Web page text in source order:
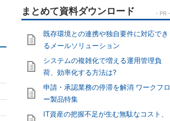
既存環境との連携や独自要件に対応でき
るメールソリューション
システムの複雑化で増える運用管理負
荷、効率化する方法は?
申請・承認業務の停滞を解消 ワークフロ
ー製品特集
IT資産の把握不足が生む無駄なコスト、